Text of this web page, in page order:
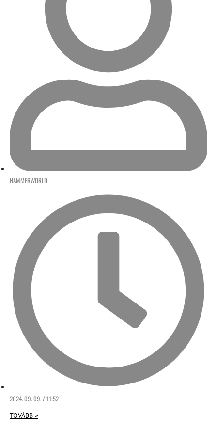
HAMMERWORLD
2024. 09. 09. / 11:52
TOVÁBB »